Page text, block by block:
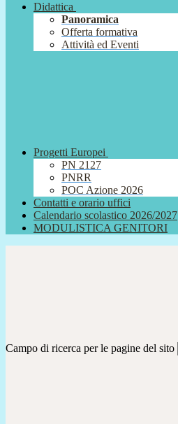
Didattica
Panoramica
Offerta formativa
Attività ed Eventi
Progetti Europei
PN 2127
PNRR
POC Azione 2026
Contatti e orario uffici
Calendario scolastico 2026/2027
MODULISTICA GENITORI
Campo di ricerca per le pagine del sito